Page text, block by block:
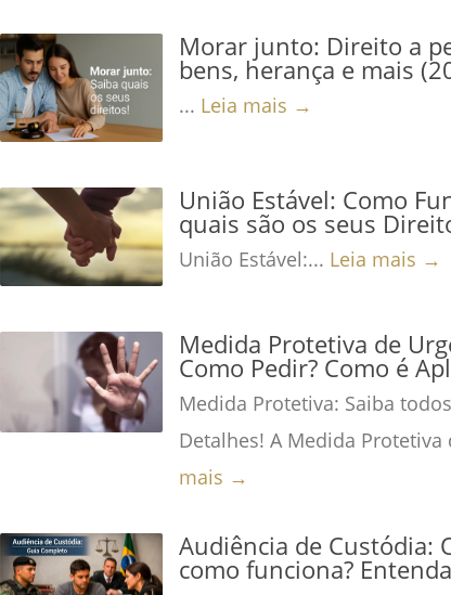
Morar junto: Direito a
bens, herança e mais
... Leia mais →
União Estável: Como
quais são os seus
União Estável:... Leia mais →
Medida Protetiva de
Como Pedir? Como é
Medida Protetiva: Saiba
Detalhes! A Medida Protetiva
mais →
Audiência de Custódia:
como funciona?